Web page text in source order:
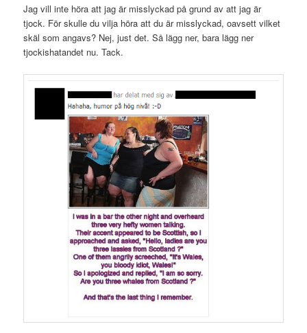
Jag vill inte höra att jag är misslyckad på grund av att jag är
tjock. För skulle du vilja höra att du är misslyckad, oavsett vilket
skäl som angavs? Nej, just det. Så lägg ner, bara lägg ner
tjockishatandet nu. Tack.